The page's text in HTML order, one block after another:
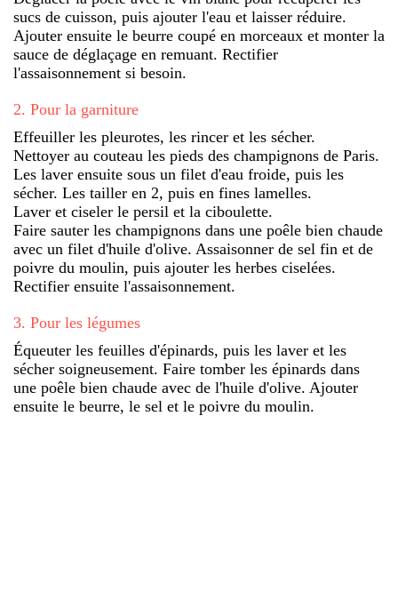
sucs de cuisson, puis ajouter l'eau et laisser réduire.
Ajouter ensuite le beurre coupé en morceaux et monter la
sauce de déglaçage en remuant. Rectifier
l'assaisonnement si besoin.
2. Pour la garniture
Effeuiller les pleurotes, les rincer et les sécher.
Nettoyer au couteau les pieds des champignons de Paris.
Les laver ensuite sous un filet d'eau froide, puis les
sécher. Les tailler en 2, puis en fines lamelles.
Laver et ciseler le persil et la ciboulette.
Faire sauter les champignons dans une poêle bien chaude
avec un filet d'huile d'olive. Assaisonner de sel fin et de
poivre du moulin, puis ajouter les herbes ciselées.
Rectifier ensuite l'assaisonnement.
3. Pour les légumes
Équeuter les feuilles d'épinards, puis les laver et les
sécher soigneusement. Faire tomber les épinards dans
une poêle bien chaude avec de l'huile d'olive. Ajouter
ensuite le beurre, le sel et le poivre du moulin.